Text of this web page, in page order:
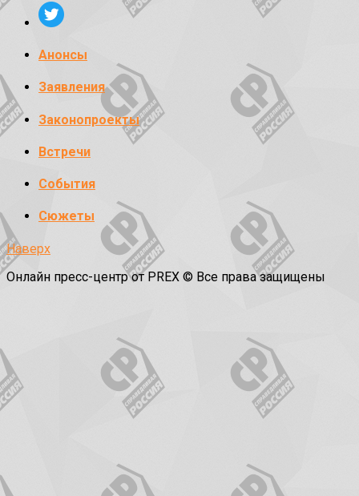
Анонсы
Заявления
Законопроекты
Встречи
События
Сюжеты
Наверх
Онлайн пресс-центр от PREX © Все права защищены